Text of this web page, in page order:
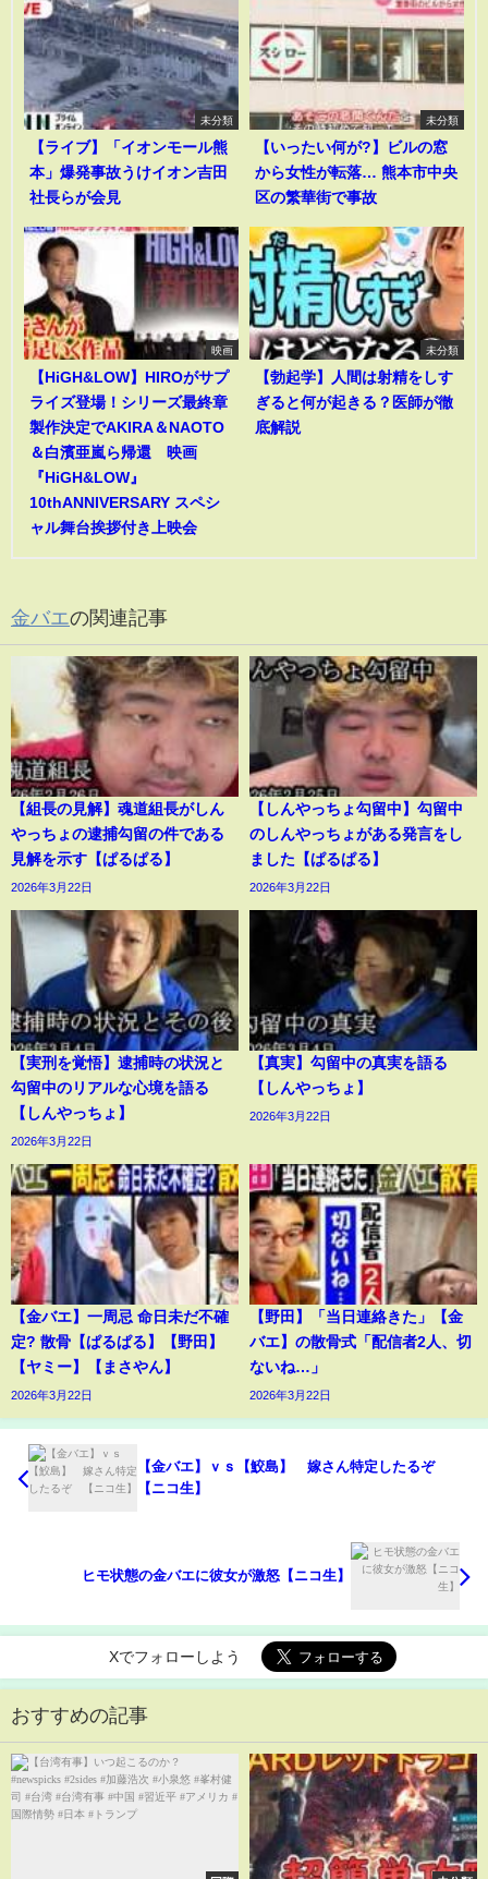
未分類
【ライブ】「イオンモール熊
本」爆発事故うけイオン吉田
社長らが会見
未分類
【いったい何が?】ビルの窓
から女性が転落… 熊本市中央
区の繁華街で事故
映画
【HiGH&LOW】HIROがサプ
ライズ登場！シリーズ最終章
製作決定でAKIRA＆NAOTO
＆白濱亜嵐ら帰還 映画
『HiGH&LOW』
10thANNIVERSARY スペシ
ャル舞台挨拶付き上映会
未分類
【勃起学】人間は射精をしす
ぎると何が起きる？医師が徹
底解説
金バエの関連記事
【組長の見解】魂道組長がしん
やっちょの逮捕勾留の件である
見解を示す【ぱるぱる】
2026年3月22日
【しんやっちょ勾留中】勾留中
のしんやっちょがある発言をし
ました【ぱるぱる】
2026年3月22日
【実刑を覚悟】逮捕時の状況と
勾留中のリアルな心境を語る
【しんやっちょ】
2026年3月22日
【真実】勾留中の真実を語る
【しんやっちょ】
2026年3月22日
【金バエ】一周忌 命日未だ不確
定? 散骨【ぱるぱる】【野田】
【ヤミー】【まさやん】
2026年3月22日
【野田】「当日連絡きた」【金
バエ】の散骨式「配信者2人、切
ないね…」
2026年3月22日
【金バエ】ｖｓ【鮫島】 嫁さん特定したるぞ
【ニコ生】
ヒモ状態の金バエに彼女が激怒【ニコ生】
Xでフォローしよう
おすすめの記事